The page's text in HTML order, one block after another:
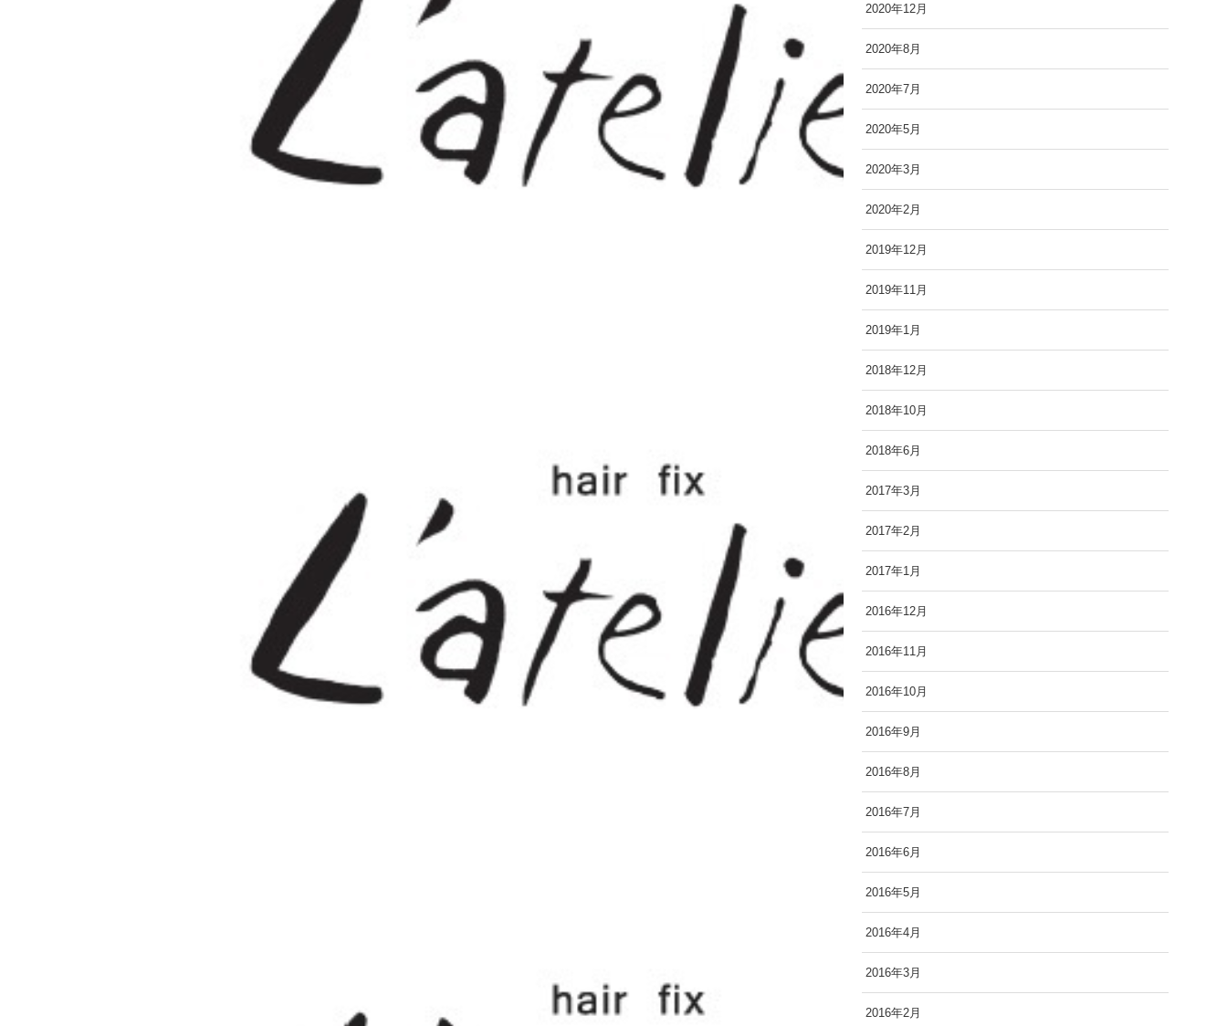
2020年12月
2020年8月
2020年7月
2020年5月
2020年3月
2020年2月
2019年12月
2019年11月
2019年1月
2018年12月
2018年10月
2018年6月
2017年3月
2017年2月
2017年1月
2016年12月
2016年11月
2016年10月
2016年9月
2016年8月
2016年7月
2016年6月
2016年5月
2016年4月
2016年3月
2016年2月